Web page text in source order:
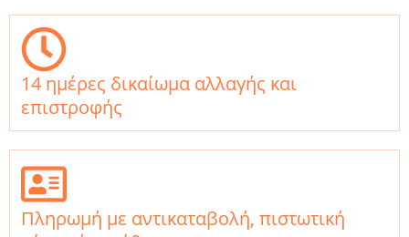
14 ημέρες δικαίωμα αλλαγής και
επιστροφής
Πληρωμή με αντικαταβολή, πιστωτική